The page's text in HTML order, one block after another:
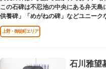
この石碑は不忍池の中央にある弁天
供養碑」「めがねの碑」などユニーク
上野・御徒町エリア
石川雅望